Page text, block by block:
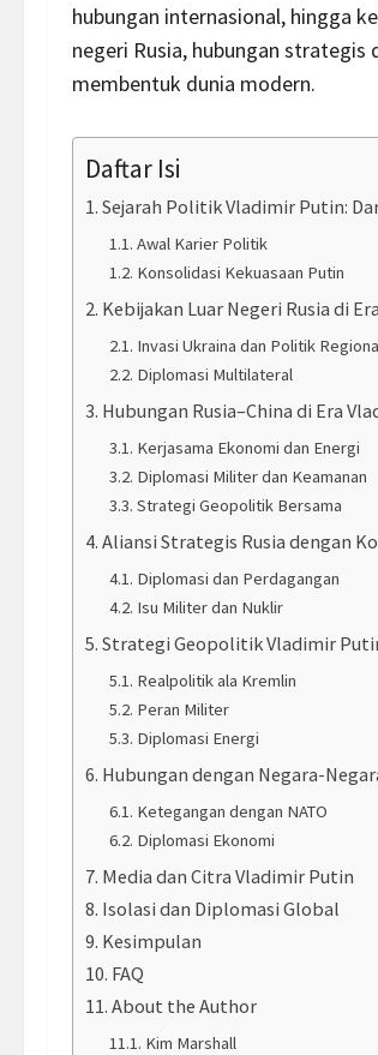
hubungan internasional, hingga
negeri Rusia, hubungan
membentuk dunia modern.
Daftar Isi
Sejarah Politik Vladimir Putin:
Awal Karier Politik
Konsolidasi Kekuasaan Putin
Kebijakan Luar Negeri Rusia di
Invasi Ukraina dan Politik
Diplomasi Multilateral
Hubungan Rusia–China di Era
Kerjasama Ekonomi dan Energi
Diplomasi Militer dan Keamanan
Strategi Geopolitik Bersama
Aliansi Strategis Rusia dengan
Diplomasi dan Perdagangan
Isu Militer dan Nuklir
Strategi Geopolitik Vladimir
Realpolitik ala Kremlin
Peran Militer
Diplomasi Energi
Hubungan dengan Negara-
Ketegangan dengan NATO
Diplomasi Ekonomi
Media dan Citra Vladimir Putin
Isolasi dan Diplomasi Global
Kesimpulan
FAQ
About the Author
Kim Marshall